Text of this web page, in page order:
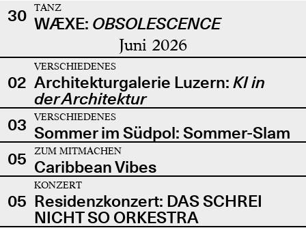
30
TANZ
WÆXE: OBSOLESCENCE
Juni 2026
02
VERSCHIEDENES
Architekturgalerie Luzern: KI in
der Architektur
03
VERSCHIEDENES
Sommer im Südpol: Sommer-Slam
05
ZUM MITMACHEN
Caribbean Vibes
05
KONZERT
Residenzkonzert: DAS SCHREI
NICHT SO ORKESTRA